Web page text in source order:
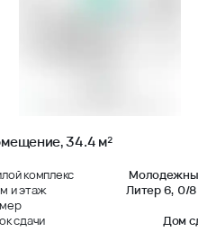
34.4 м²
комплекс
и этаж
Литер 6, 0/8
сдачи
Дом